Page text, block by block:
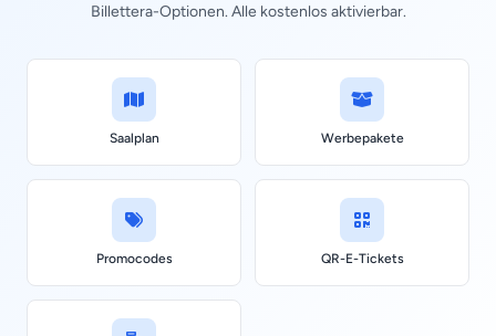
Billettera-Optionen. Alle kostenlos aktivierbar.
Saalplan Werbepakete
Promocodes QR-E-Tickets